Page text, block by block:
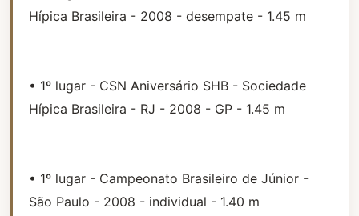
Hípica Brasileira - 2008 - desempate - 1.45 m
• 1º lugar - CSN Aniversário SHB - Sociedade
Hípica Brasileira - RJ - 2008 - GP - 1.45 m
• 1º lugar - Campeonato Brasileiro de Júnior -
São Paulo - 2008 - individual - 1.40 m